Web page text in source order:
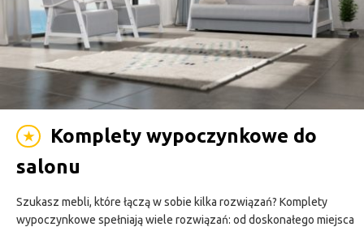
★
Komplety wypoczynkowe do
salonu
Szukasz mebli, które łączą w sobie kilka rozwiązań? Komplety
wypoczynkowe spełniają wiele rozwiązań: od doskonałego miejsca